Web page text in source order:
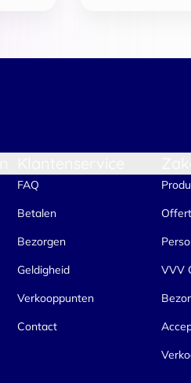
Klantenservice
FAQ
Betalen
Bezorgen
Geldigheid
Verkooppunten
VVV